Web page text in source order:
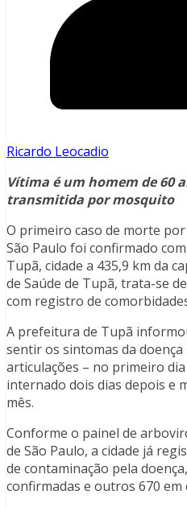
Ricardo Leocadio
Vítima é um homem de 60
transmitida por mosquito
O primeiro caso de morte por
São Paulo foi confirmado
Tupã, cidade a 435,9 km da
de Saúde de Tupã, trata-se
com registro de
A prefeitura de Tupã
sentir os sintomas da
articulações – no primeiro
internado dois dias depois e
mês.
Conforme o painel de
de São Paulo, a cidade já
de contaminação pela
confirmadas e outros 670 em